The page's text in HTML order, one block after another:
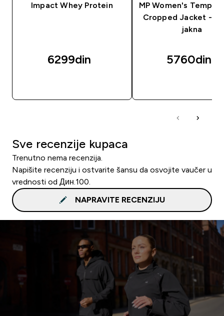
Impact Whey Protein
6299din‎
MP Women's Tempo
Cropped Jacket -
jakna
5760din‎
Sve recenzije kupaca
Trenutno nema recenzija.
Napišite recenziju i ostvarite šansu da osvojite vaučer u
vrednosti od Дин.100.
NAPRAVITE RECENZIJU